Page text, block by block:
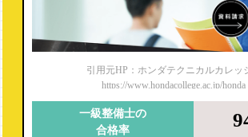
引用元HP：ホンダテクニカルカレッ
https://www.hondacollege.ac.jp/
一級整備士の
合格率